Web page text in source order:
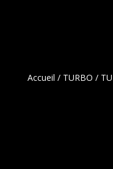
Accueil / TURBO /